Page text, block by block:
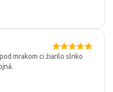
mrakom ci žiarilo slnko